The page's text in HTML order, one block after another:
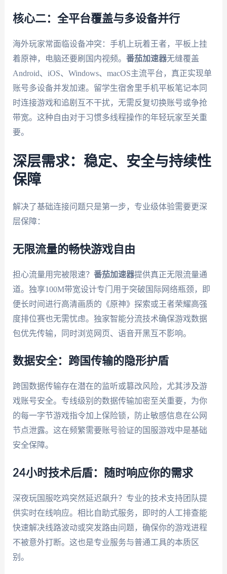
核心二：全平台覆盖与多设备并行
海外玩家常面临设备冲突：手机上玩着王者，平板上挂
着原神，电脑还要刷国内视频。 番茄加速器无缝覆盖
Android、iOS、Windows、macOS主流平台，真正实现单
账号多设备并发加速。留学生宿舍里手机平板笔记本同
时连接游戏和追剧互不干扰，无需反复切换账号或争抢
带宽。这种自由对于习惯多线程操作的年轻玩家至关重
要。
深层需求：稳定、安全与持续性
保障
解决了基础连接问题只是第一步，专业级体验需要更深
层保障：
无限流量的畅快游戏自由
担心流量用完被限速？ 番茄加速器提供真正无限流量通
道。独享100M带宽设计专门用于突破国际网络瓶颈，即
便长时间进行高清画质的《原神》探索或王者荣耀高强
度排位赛也无需忧虑。独家智能分流技术确保游戏数据
包优先传输，同时浏览网页、语音开黑互不影响。
数据安全：跨国传输的隐形护盾
跨国数据传输存在潜在的监听或篡改风险，尤其涉及游
戏账号安全。专线级别的数据传输加密至关重要，为你
的每一字节游戏指令加上保险锁，防止敏感信息在公网
节点泄露。这在频繁需要账号验证的国服游戏中是基础
安全保障。
24小时技术后盾：随时响应你的需求
深夜玩国服吃鸡突然延迟飙升？专业的技术支持团队提
供实时在线响应。相比自助式服务，即时的人工排查能
快速解决线路波动或突发路由问题，确保你的游戏进程
不被意外打断。这也是专业服务与普通工具的本质区
别。